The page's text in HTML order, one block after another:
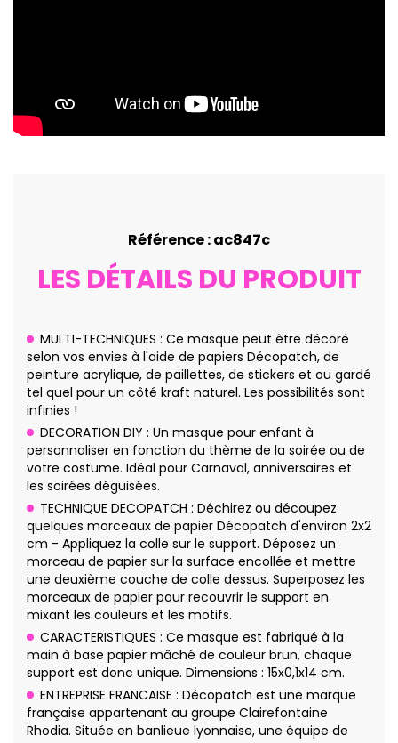
Référence : ac847c
LES DÉTAILS DU PRODUIT
MULTI-TECHNIQUES : Ce masque peut être décoré
selon vos envies à l'aide de papiers Décopatch, de
peinture acrylique, de paillettes, de stickers et ou gardé
tel quel pour un côté kraft naturel. Les possibilités sont
infinies !
DECORATION DIY : Un masque pour enfant à
personnaliser en fonction du thème de la soirée ou de
votre costume. Idéal pour Carnaval, anniversaires et
les soirées déguisées.
TECHNIQUE DECOPATCH : Déchirez ou découpez
quelques morceaux de papier Décopatch d'environ 2x2
cm - Appliquez la colle sur le support. Déposez un
morceau de papier sur la surface encollée et mettre
une deuxième couche de colle dessus. Superposez les
morceaux de papier pour recouvrir le support en
mixant les couleurs et les motifs.
CARACTERISTIQUES : Ce masque est fabriqué à la
main à base papier mâché de couleur brun, chaque
support est donc unique. Dimensions : 15x0,1x14 cm.
ENTREPRISE FRANCAISE : Décopatch est une marque
française appartenant au groupe Clairefontaine
Rhodia. Située en banlieue lyonnaise, une équipe de